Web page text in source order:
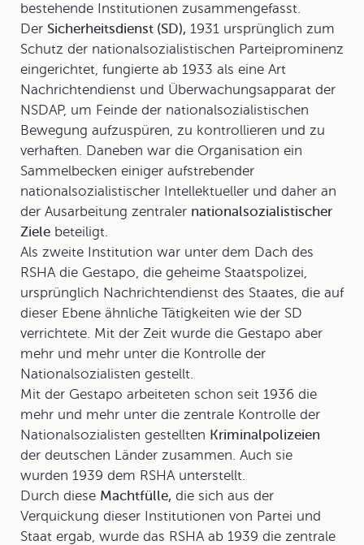
bestehende Institutionen zusammengefasst.
Der Sicherheitsdienst (SD), 1931 ursprünglich zum
Schutz der nationalsozialistischen Parteiprominenz
eingerichtet, fungierte ab 1933 als eine Art
Nachrichtendienst und Überwachungsapparat der
NSDAP, um Feinde der nationalsozialistischen
Bewegung aufzuspüren, zu kontrollieren und zu
verhaften. Daneben war die Organisation ein
Sammelbecken einiger aufstrebender
nationalsozialistischer Intellektueller und daher an
der Ausarbeitung zentraler nationalsozialistischer
Ziele beteiligt.
Als zweite Institution war unter dem Dach des
RSHA die Gestapo, die geheime Staatspolizei,
ursprünglich Nachrichtendienst des Staates, die auf
dieser Ebene ähnliche Tätigkeiten wie der SD
verrichtete. Mit der Zeit wurde die Gestapo aber
mehr und mehr unter die Kontrolle der
Nationalsozialisten gestellt.
Mit der Gestapo arbeiteten schon seit 1936 die
mehr und mehr unter die zentrale Kontrolle der
Nationalsozialisten gestellten Kriminalpolizeien
der deutschen Länder zusammen. Auch sie
wurden 1939 dem RSHA unterstellt.
Durch diese Machtfülle, die sich aus der
Verquickung dieser Institutionen von Partei und
Staat ergab, wurde das RSHA ab 1939 die zentrale